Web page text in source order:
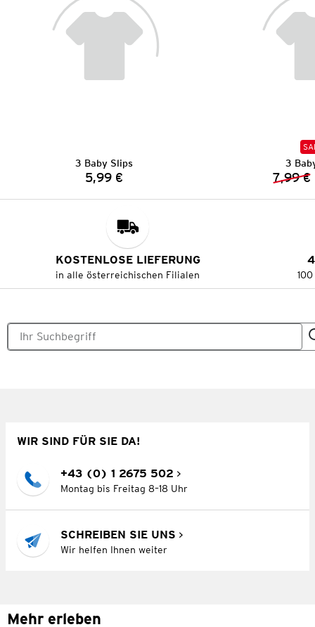
3 Baby Slips
Preis:
5,99 €
3
7,99 €
KOSTENLOSE LIEFERUNG
in alle österreichischen Filialen
WIR SIND FÜR SIE DA!
+43 (0) 1 2675 502
Montag bis Freitag 8–18 Uhr
SCHREIBEN SIE UNS
Wir helfen Ihnen weiter
Mehr erleben